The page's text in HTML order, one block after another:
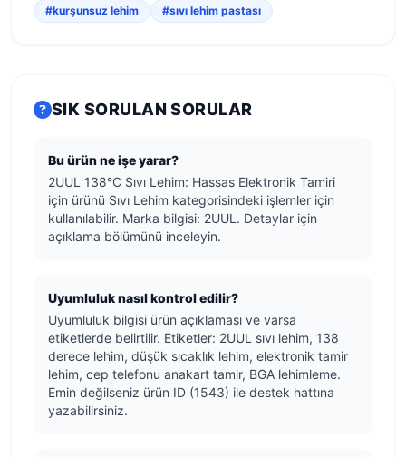
#kurşunsuz lehim
#sıvı lehim pastası
SIK SORULAN SORULAR
Bu ürün ne işe yarar?
2UUL 138°C Sıvı Lehim: Hassas Elektronik Tamiri
için ürünü Sıvı Lehim kategorisindeki işlemler için
kullanılabilir. Marka bilgisi: 2UUL. Detaylar için
açıklama bölümünü inceleyin.
Uyumluluk nasıl kontrol edilir?
Uyumluluk bilgisi ürün açıklaması ve varsa
etiketlerde belirtilir. Etiketler: 2UUL sıvı lehim, 138
derece lehim, düşük sıcaklık lehim, elektronik tamir
lehim, cep telefonu anakart tamir, BGA lehimleme.
Emin değilseniz ürün ID (1543) ile destek hattına
yazabilirsiniz.